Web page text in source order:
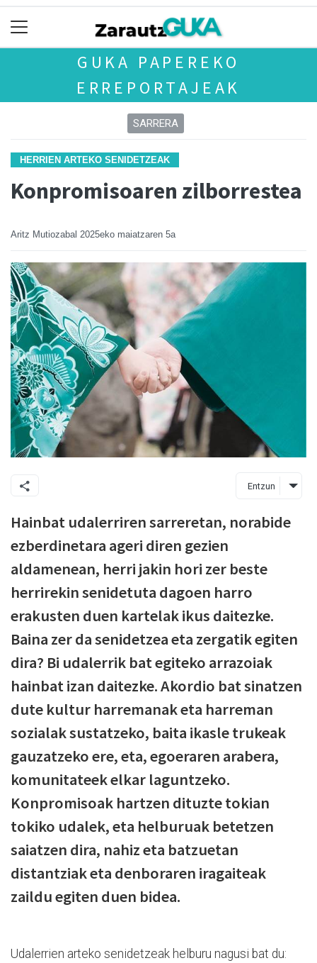
GUKA PAPEREKO
ERREPORTAJEAK
SARRERA
HERRIEN ARTEKO SENIDETZEAK
Konpromisoaren zilborrestea
Aritz Mutiozabal 2025eko maiatzaren 5a
Entzun
Hainbat udalerriren sarreretan, norabide
ezberdinetara ageri diren gezien
aldamenean, herri jakin hori zer beste
herrirekin senidetuta dagoen harro
erakusten duen kartelak ikus daitezke.
Baina zer da senidetzea eta zergatik egiten
dira? Bi udalerrik bat egiteko arrazoiak
hainbat izan daitezke. Akordio bat sinatzen
dute kultur harremanak eta harreman
sozialak sustatzeko, baita ikasle trukeak
gauzatzeko ere, eta, egoeraren arabera,
komunitateek elkar laguntzeko.
Konpromisoak hartzen dituzte tokian
tokiko udalek, eta helburuak betetzen
saiatzen dira, nahiz eta batzuetan
distantziak eta denboraren iragaiteak
zaildu egiten duen bidea.
Udalerrien arteko senidetzeak helburu nagusi bat du: